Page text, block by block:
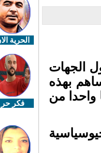
الجهات
بهذه
واحدا من
الحرية الان
فكر حر